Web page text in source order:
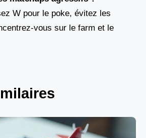
W pour le poke, évitez les
vous sur le farm et le